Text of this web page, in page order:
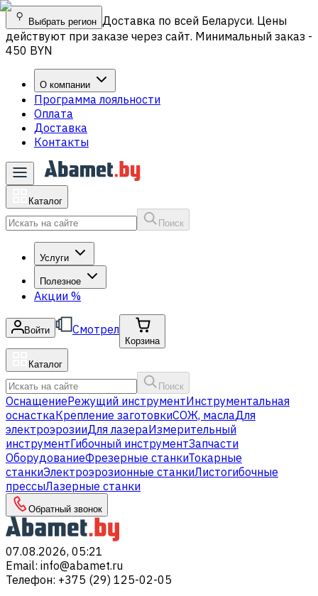
Выбрать регион Доставка по всей Беларуси. Цены
действуют при заказе через сайт. Минимальный заказ -
450 BYN
О компании
Программа лояльности
Оплата
Доставка
Контакты
Каталог
Поиск
Услуги
Полезное
Акции %
Войти Смотрел
Корзина
Каталог
Поиск
ОснащениеРежущий инструментИнструментальная
оснасткаКрепление заготовкиСОЖ, маслаДля
электроэрозииДля лазераИзмерительный
инструментГибочный инструментЗапчасти
ОборудованиеФрезерные станкиТокарные
станкиЭлектроэрозионные станкиЛистогибочные
прессыЛазерные станки
Обратный звонок
07.08.2026, 05:21
Email: info@abamet.ru
Телефон: +375 (29) 125-02-05